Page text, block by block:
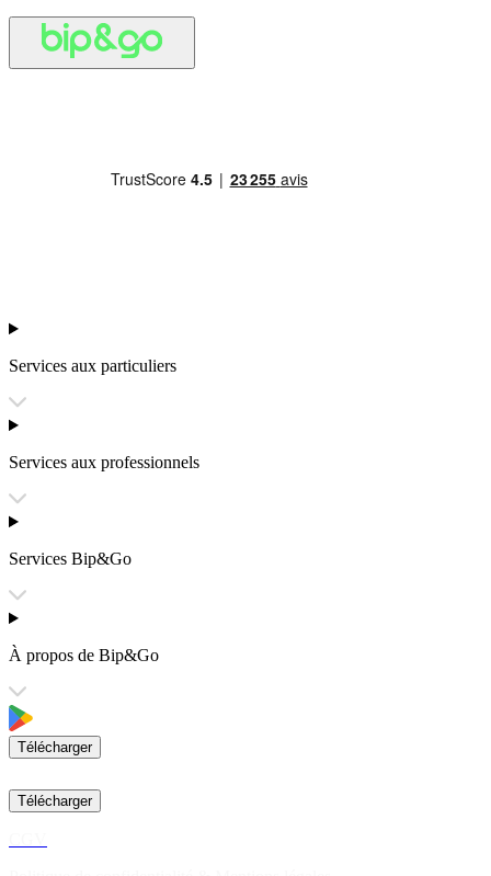
Services aux particuliers
Services aux professionnels
Services Bip&Go
À propos de Bip&Go
Télécharger
Télécharger